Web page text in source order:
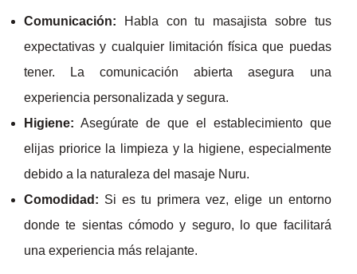
Comunicación: Habla con tu masajista sobre tus
expectativas y cualquier limitación física que puedas
tener. La comunicación abierta asegura una
experiencia personalizada y segura.
Higiene: Asegúrate de que el establecimiento que
elijas priorice la limpieza y la higiene, especialmente
debido a la naturaleza del masaje Nuru.
Comodidad: Si es tu primera vez, elige un entorno
donde te sientas cómodo y seguro, lo que facilitará
una experiencia más relajante.